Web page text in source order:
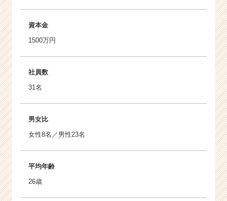
資本金
1500万円
社員数
31名
男女比
女性8名／男性23名
平均年齢
26歳